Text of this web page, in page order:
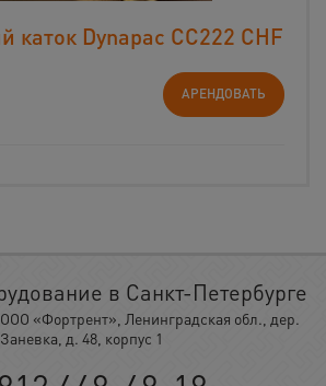
каток Dynapac CС222 CHF
АРЕНДОВАТЬ
в Санкт-Петербурге
«Фортрент», Ленинградская обл., дер.
Заневка, д. 48, корпус 1